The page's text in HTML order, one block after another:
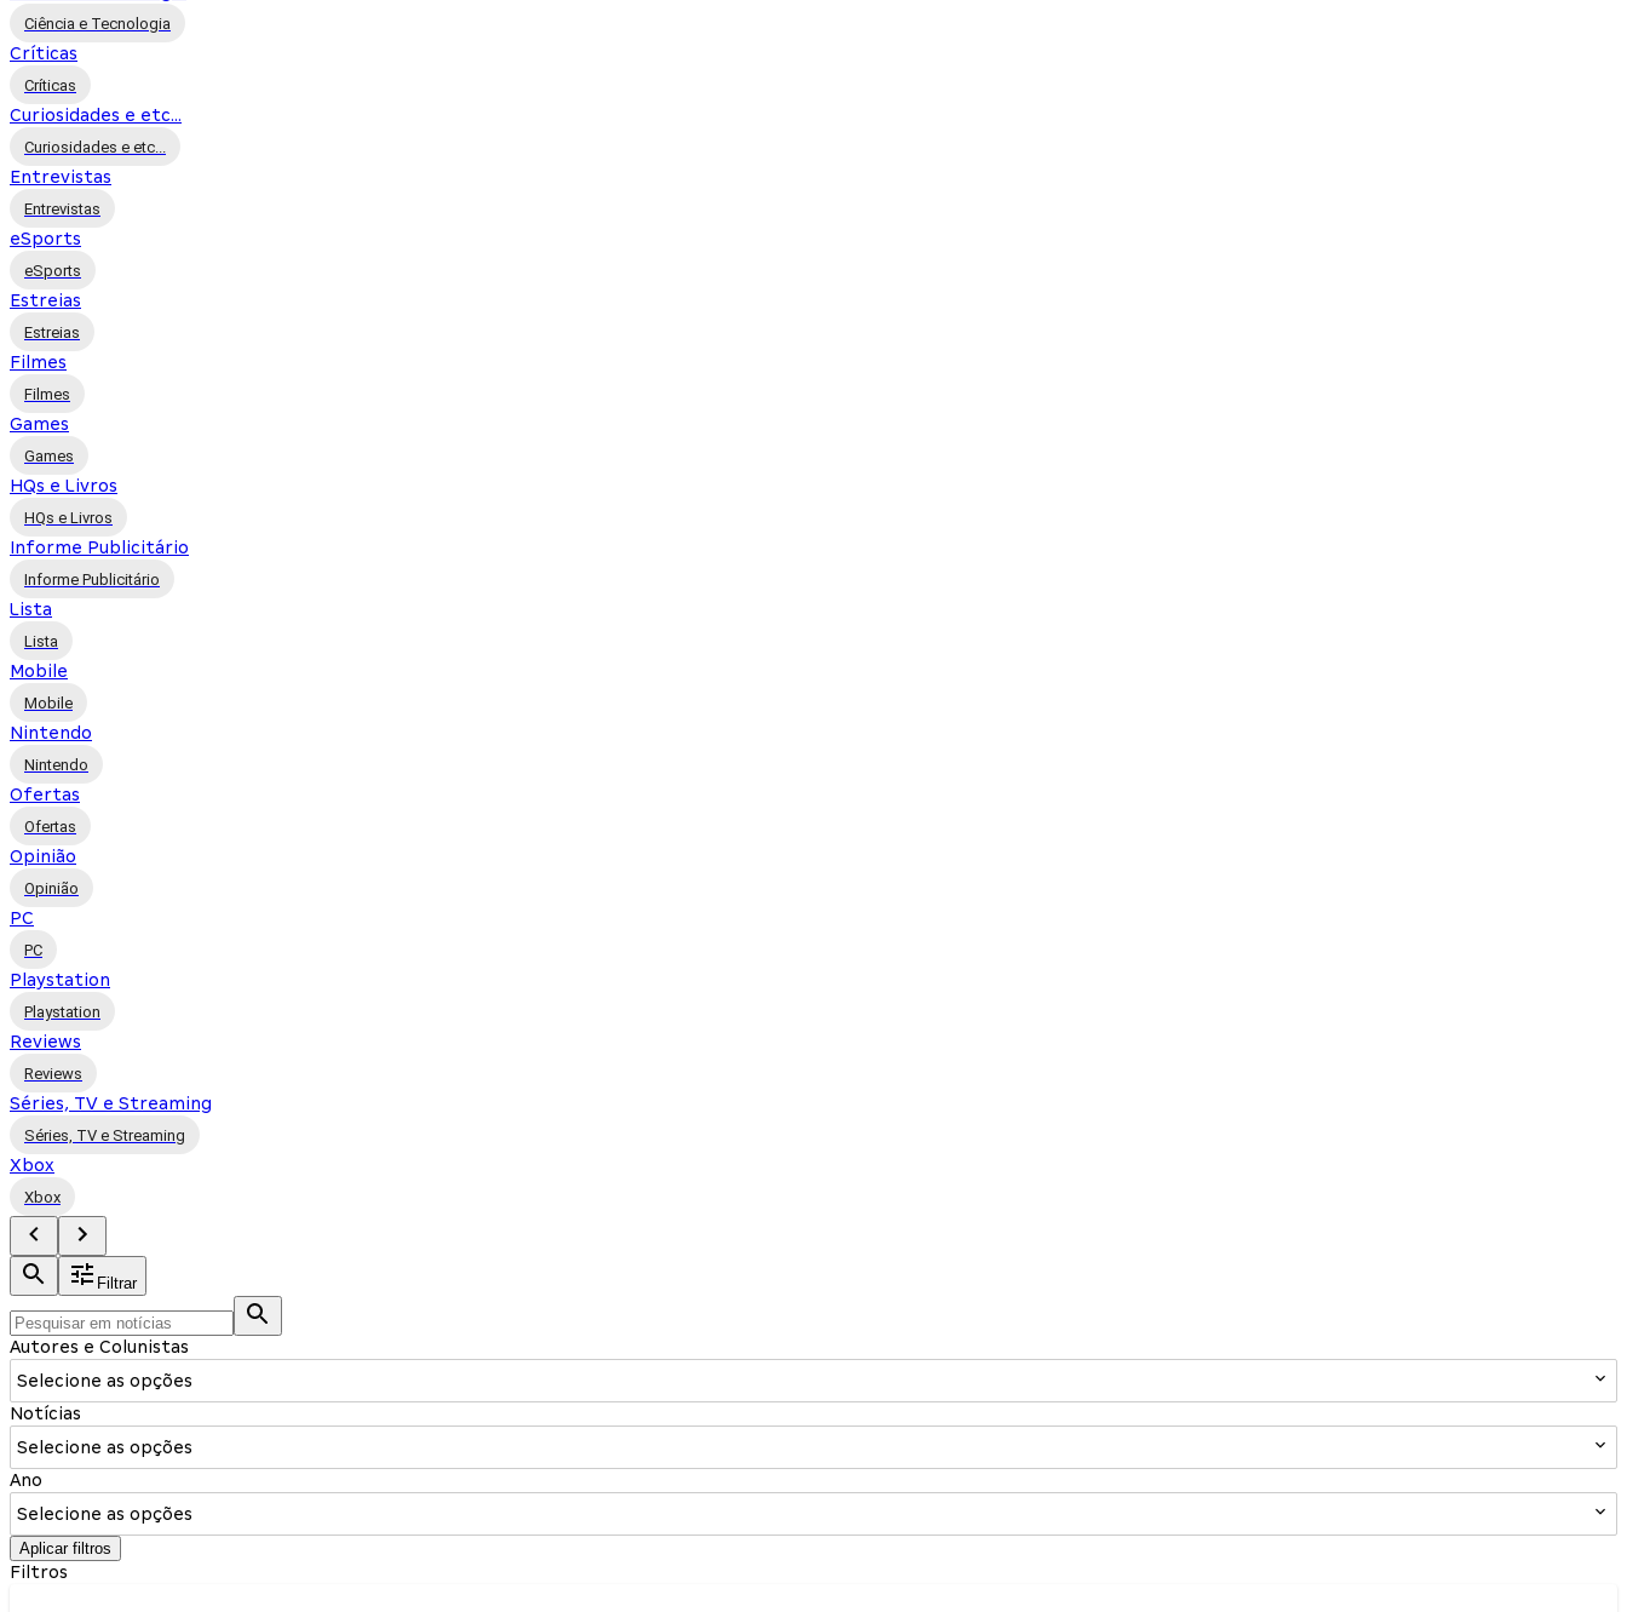
Ciência e Tecnologia
Críticas
Críticas
Curiosidades e etc...
Curiosidades e etc...
Entrevistas
Entrevistas
eSports
eSports
Estreias
Estreias
Filmes
Filmes
Games
Games
HQs e Livros
HQs e Livros
Informe Publicitário
Informe Publicitário
Lista
Lista
Mobile
Mobile
Nintendo
Nintendo
Ofertas
Ofertas
Opinião
Opinião
PC
PC
Playstation
Playstation
Reviews
Reviews
Séries, TV e Streaming
Séries, TV e Streaming
Xbox
Xbox
Filtrar
Autores e Colunistas
Selecione as opções
Notícias
Selecione as opções
Ano
Selecione as opções
Aplicar filtros
Filtros